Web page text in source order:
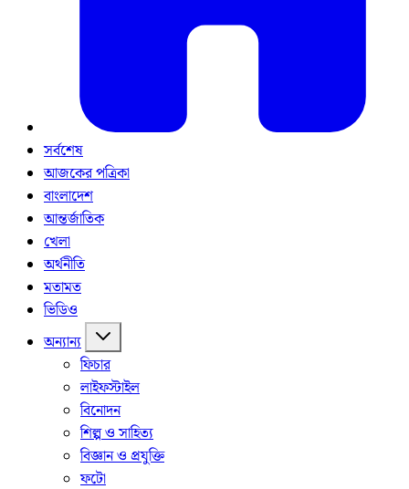
সর্বশেষ
আজকের পত্রিকা
বাংলাদেশ
আন্তর্জাতিক
খেলা
অর্থনীতি
মতামত
ভিডিও
অন্যান্য
ফিচার
লাইফস্টাইল
বিনোদন
শিল্প ও সাহিত্য
বিজ্ঞান ও প্রযুক্তি
ফটো